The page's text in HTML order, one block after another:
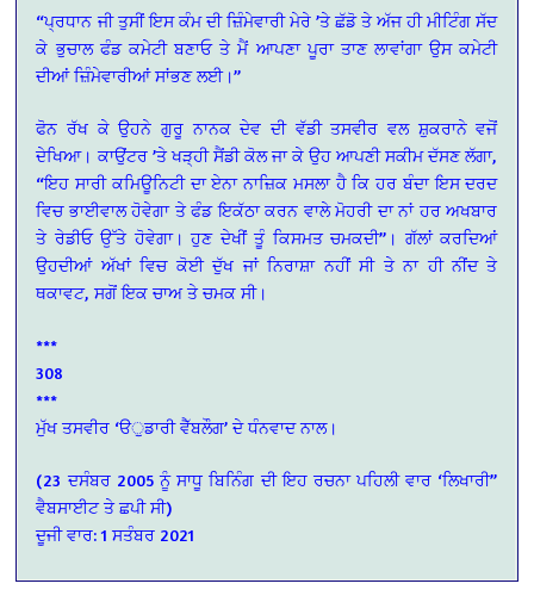
“ਪ੍ਰਧਾਨ ਜੀ ਤੁਸੀਂ ਇਸ ਕੰਮ ਦੀ ਜ਼ਿੰਮੇਵਾਰੀ ਮੇਰੇ ’ਤੇ ਛੱਡੋ ਤੇ ਅੱਜ ਹੀ ਮੀਟਿੰਗ ਸੱਦ
ਕੇ ਭੁਚਾਲ ਫੰਡ ਕਮੇਟੀ ਬਣਾਓ ਤੇ ਮੈਂ ਆਪਣਾ ਪੂਰਾ ਤਾਣ ਲਾਵਾਂਗਾ ਉਸ ਕਮੇਟੀ
ਦੀਆਂ ਜ਼ਿੰਮੇਵਾਰੀਆਂ ਸਾਂਭਣ ਲਈ।”
ਫੋਨ ਰੱਖ ਕੇ ਉਹਨੇ ਗੁਰੂ ਨਾਨਕ ਦੇਵ ਦੀ ਵੱਡੀ ਤਸਵੀਰ ਵਲ ਸ਼ੁਕਰਾਨੇ ਵਜੋਂ
ਦੇਖਿਆ। ਕਾਉਂਟਰ ’ਤੇ ਖੜ੍ਹੀ ਸੈਂਡੀ ਕੋਲ ਜਾ ਕੇ ਉਹ ਆਪਣੀ ਸਕੀਮ ਦੱਸਣ ਲੱਗਾ,
“ਇਹ ਸਾਰੀ ਕਮਿਊਨਿਟੀ ਦਾ ਏਨਾ ਨਾਜ਼ਿਕ ਮਸਲਾ ਹੈ ਕਿ ਹਰ ਬੰਦਾ ਇਸ ਦਰਦ
ਵਿਚ ਭਾਈਵਾਲ ਹੋਵੇਗਾ ਤੇ ਫੰਡ ਇਕੱਠਾ ਕਰਨ ਵਾਲੇ ਮੋਹਰੀ ਦਾ ਨਾਂ ਹਰ ਅਖਬਾਰ
ਤੇ ਰੇਡੀਓ ਉੱਤੇ ਹੋਵੇਗਾ। ਹੁਣ ਦੇਖੀਂ ਤੂੰ ਕਿਸਮਤ ਚਮਕਦੀ”। ਗੱਲਾਂ ਕਰਦਿਆਂ
ਉਹਦੀਆਂ ਅੱਖਾਂ ਵਿਚ ਕੋਈ ਦੁੱਖ ਜਾਂ ਨਿਰਾਸ਼ਾ ਨਹੀਂ ਸੀ ਤੇ ਨਾ ਹੀ ਨੀਂਦ ਤੇ
ਥਕਾਵਟ, ਸਗੋਂ ਇਕ ਚਾਅ ਤੇ ਚਮਕ ਸੀ।
***
308
***
ਮੁੱਖ ਤਸਵੀਰ ‘ੳੁਡਾਰੀ ਵੈੱਬਲੌਗ’ ਦੇ ਧੰਨਵਾਦ ਨਾਲ।
(23 ਦਸੰਬਰ 2005 ਨੂੰ ਸਾਧੂ ਬਿਨਿੰਗ ਦੀ ਇਹ ਰਚਨਾ ਪਹਿਲੀ ਵਾਰ ‘ਲਿਖਾਰੀ”
ਵੈਬਸਾਈਟ ਤੇ ਛਪੀ ਸੀ)
ਦੂਜੀ ਵਾਰ: 1 ਸਤੰਬਰ 2021